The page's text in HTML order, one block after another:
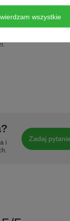
6 cm x 4
mm /
szt.)
3,40 zł /
i
Zadaj pytanie
wszystkie